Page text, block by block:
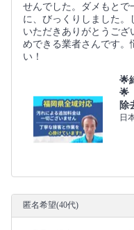
せんでした。ダメもとで
に、びっくりしました
いただきありがとうご
めできる業者さんです。
い！
🌟
🌟
除
日
匿名希望(40代)